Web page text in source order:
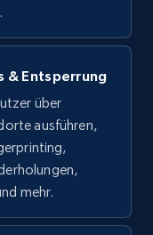
Followers,
and
& Entsperrung
über
ausführen,
mehr.